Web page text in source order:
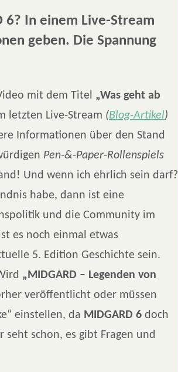
In einem Live-Stream
geben. Die Spannung
mit dem Titel „Was geht ab
letzten Live-Stream (Blog-Artikel)
Informationen über den Stand
Pen-&-Paper-Rollenspiels
Und wenn ich ehrlich sein darf?
habe, dann ist eine
und die Community im
es noch einmal etwas
5. Edition Geschichte sein.
„MIDGARD – Legenden von
veröffentlicht oder müssen
einstellen, da MIDGARD 6 doch
schon, es gibt Fragen und